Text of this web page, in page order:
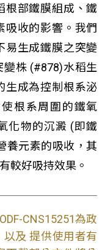
根部鐵膜組成、鐵
吸收的影響。我們
易生成鐵膜之突變
株 (#878)水稻生
生成為控制根系泌
根系周圍的鐵氧
化物的沉澱 (即鐵
養元素的吸收，其
較好吸持效果。
CNS15251為政
及 提供使用者有